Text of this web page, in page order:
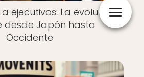
ejecutivos: La evolución
desde Japón hasta
Occidente